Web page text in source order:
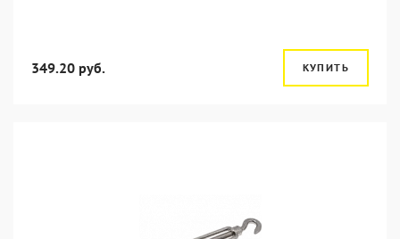
349.20 руб. КУПИТЬ